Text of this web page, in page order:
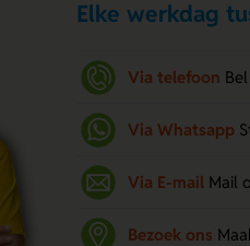
Elke werkdag
Via telefoon
Via Whatsapp
Via E-mail Mail
Bezoek ons